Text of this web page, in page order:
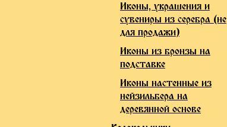
Иконы, украшения и
сувениры из серебра (не
для продажи)
Иконы из бронзы на
подставке
Иконы настенные из
нейзильбера на
деревянной основе